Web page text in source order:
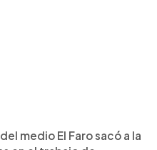
medio El Faro sacó a la